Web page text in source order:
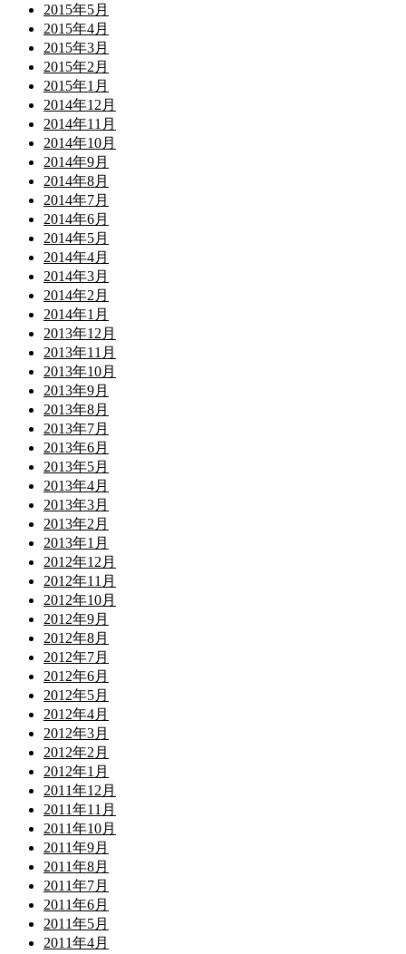
2015年5月
2015年4月
2015年3月
2015年2月
2015年1月
2014年12月
2014年11月
2014年10月
2014年9月
2014年8月
2014年7月
2014年6月
2014年5月
2014年4月
2014年3月
2014年2月
2014年1月
2013年12月
2013年11月
2013年10月
2013年9月
2013年8月
2013年7月
2013年6月
2013年5月
2013年4月
2013年3月
2013年2月
2013年1月
2012年12月
2012年11月
2012年10月
2012年9月
2012年8月
2012年7月
2012年6月
2012年5月
2012年4月
2012年3月
2012年2月
2012年1月
2011年12月
2011年11月
2011年10月
2011年9月
2011年8月
2011年7月
2011年6月
2011年5月
2011年4月